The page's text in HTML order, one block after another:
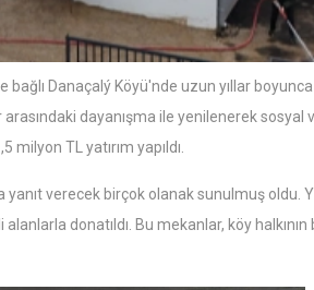
bağlı Danaçalý Köyü'nde uzun yıllar
arasındaki dayanışma ile yenilenerek
TL yatırım yapıldı.
yanıt verecek birçok olanak sunulmuş
donatıldı. Bu mekanlar, köy